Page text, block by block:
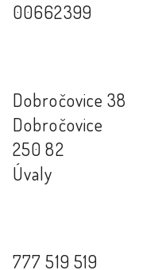
00662399
Dobročovice 38
Dobročovice
250 82
Úvaly
777 519 519